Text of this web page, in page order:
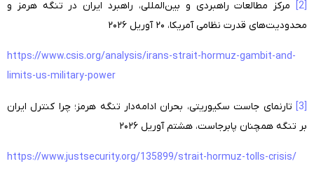
مرکز مطالعات راهبردی و بین‌المللی، راهبرد ایران در تنگه هرمز و
محدودیت‌های قدرت نظامی آمریکا، ۲۰ آوریل ۲۰۲۶
https://www.csis.org/analysis/irans-strait-hormuz-gambit-and-
limits-us-military-power
تارنمای جاست سکیوریتی، بحران ادامه‌دار تنگه هرمز؛ چرا کنترل ایران
بر تنگه همچنان پابرجاست، هشتم آوریل ۲۰۲۶
https://www.justsecurity.org/135899/strait-hormuz-tolls-crisis/